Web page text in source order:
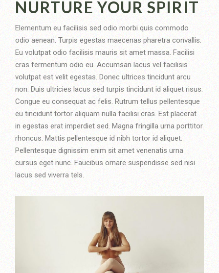
NURTURE YOUR SPIRIT
Elementum eu facilisis sed odio morbi quis commodo
odio aenean. Turpis egestas maecenas pharetra convallis.
Eu volutpat odio facilisis mauris sit amet massa. Facilisi
cras fermentum odio eu. Accumsan lacus vel facilisis
volutpat est velit egestas. Donec ultrices tincidunt arcu
non. Duis ultricies lacus sed turpis tincidunt id aliquet risus.
Congue eu consequat ac felis. Rutrum tellus pellentesque
eu tincidunt tortor aliquam nulla facilisi cras. Est placerat
in egestas erat imperdiet sed. Magna fringilla urna porttitor
rhoncus. Mattis pellentesque id nibh tortor id aliquet.
Pellentesque dignissim enim sit amet venenatis urna
cursus eget nunc. Faucibus ornare suspendisse sed nisi
lacus sed viverra tels.